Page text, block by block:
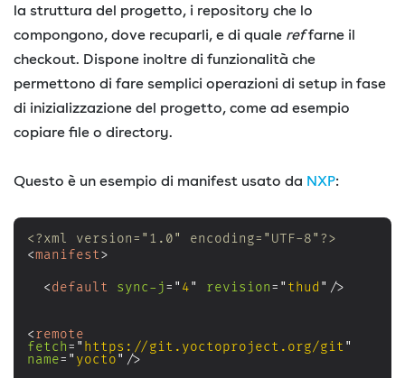
la struttura del progetto, i repository che lo
compongono, dove recuparli, e di quale reffarne il
checkout. Dispone inoltre di funzionalità che
permettono di fare semplici operazioni di setup in fase
di inizializzazione del progetto, come ad esempio
copiare file o directory.
Questo è un esempio di manifest usato da NXP:
<?xml version="1.0" encoding="UTF-8"?>
<manifest>
<default sync-j= " 4" revision= " thud " />
<remote
fetch= " https://git.yoctoproject.org/git"
name= " yocto" />